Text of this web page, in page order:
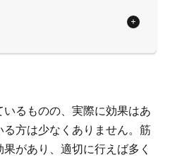
るものの、実際に効果はあ
る方は少なくありません。筋
果があり、適切に行えば多く